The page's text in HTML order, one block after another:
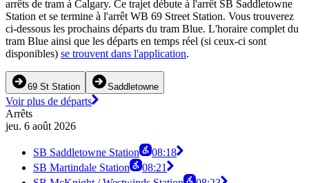
arrêts de tram à Calgary. Ce trajet débute à l'arrêt SB Saddletowne
Station et se termine à l'arrêt WB 69 Street Station. Vous trouverez
ci-dessous les prochains départs du tram Blue. L'horaire complet du
tram Blue ainsi que les départs en temps réel (si ceux-ci sont
disponibles) se trouvent dans l'application.
69 St Station Saddletowne
Voir plus de départs
Arrêts
jeu. 6 août 2026
SB Saddletowne Station
08:18
SB Martindale Station
08:21